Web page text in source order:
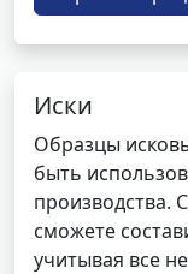
Иски
Образцы
быть
производства.
сможете
учитывая все